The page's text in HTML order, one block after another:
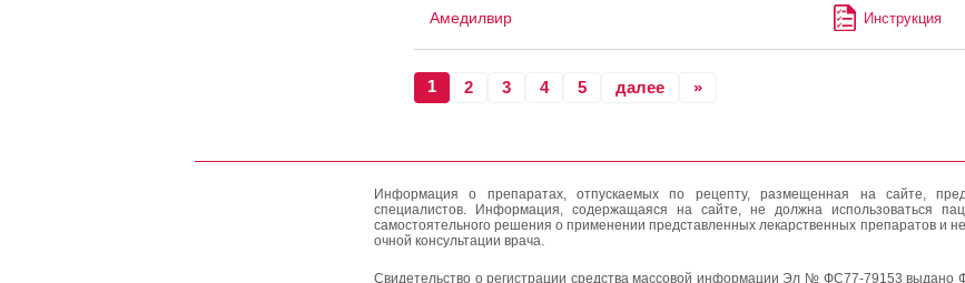
Амедилвир Инструкция
1 2 3 4 5 далее »
Информация о препаратах, отпускаемых по рецепту, размещенная на сайте,
специалистов. Информация, содержащаяся на сайте, не должна использоваться
самостоятельного решения о применении представленных лекарственных препаратов и
очной консультации врача.
Свидетельство о регистрации средства массовой информации Эл № ФС77-79153 выдано